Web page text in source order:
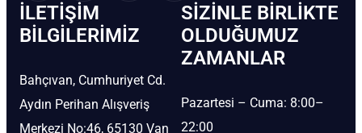
İLETIŞIM
BİLGILERIMIZ
Bahçıvan, Cumhuriyet Cd.
Aydın Perihan Alışveriş
Merkezi No:46, 65130 Van
SIZINLE BIRLIKTE
OLDUĞUMUZ
ZAMANLAR
Pazartesi – Cuma: 8:00–
22:00